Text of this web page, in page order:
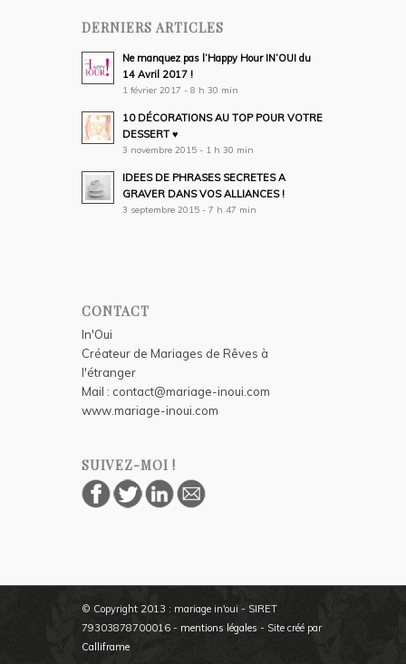
DERNIERS ARTICLES
Ne manquez pas l’Happy Hour IN’OUI du
14 Avril 2017 !
1 février 2017 - 8 h 30 min
10 DÉCORATIONS AU TOP POUR VOTRE
DESSERT ♥
3 novembre 2015 - 1 h 30 min
IDEES DE PHRASES SECRETES A
GRAVER DANS VOS ALLIANCES !
3 septembre 2015 - 7 h 47 min
CONTACT
In'Oui
Créateur de Mariages de Rêves à
l'étranger
Mail : contact@mariage-inoui.com
www.mariage-inoui.com
SUIVEZ-MOI !
© Copyright 2013 : mariage in'oui - SIRET
79303878700016 - mentions légales - Site créé par
Calliframe